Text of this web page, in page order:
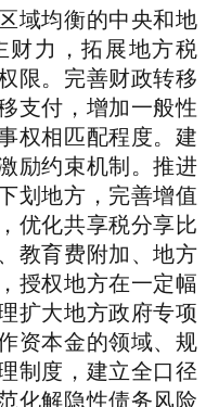
域均衡的中央和地
财力，拓展地方税
限。完善财政转移
支付，增加一般性
权相匹配程度。建
励约束机制。推进
划地方，完善增值
优化共享税分享比
教育费附加、地方
授权地方在一定幅
扩大地方政府专项
资本金的领域、规
制度，建立全口径
化解隐性债务风险